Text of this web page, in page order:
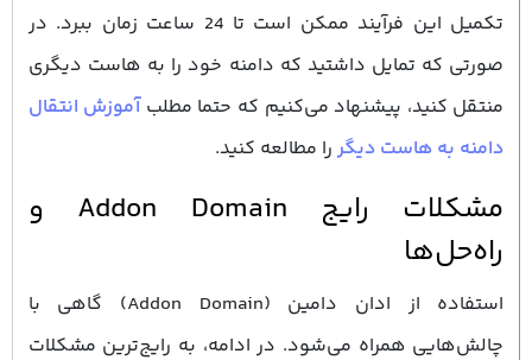
تکمیل این فرآیند ممکن است تا 24 ساعت زمان ببرد. در
صورتی که تمایل داشتید که دامنه خود را به هاست دیگری
منتقل کنید، پیشنهاد می‌کنیم که حتما مطلبآموزش انتقال
دامنه به هاست دیگررا مطالعه کنید.
مشکلات رایج Addon Domain و
راه‌حل‌ها
استفاده از ادان دامین (Addon Domain) گاهی با
چالش‌هایی همراه می‌شود. در ادامه، به رایج‌ترین مشکلات